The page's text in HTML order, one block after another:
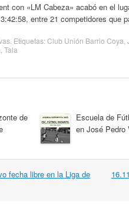
con «LM Cabeza» acabó en el
entre 21 competidores que
. Etiquetas:Club Unión Barrio Coya
Tala
de
Escuela de
en José Pedro
fecha libre en la Liga de